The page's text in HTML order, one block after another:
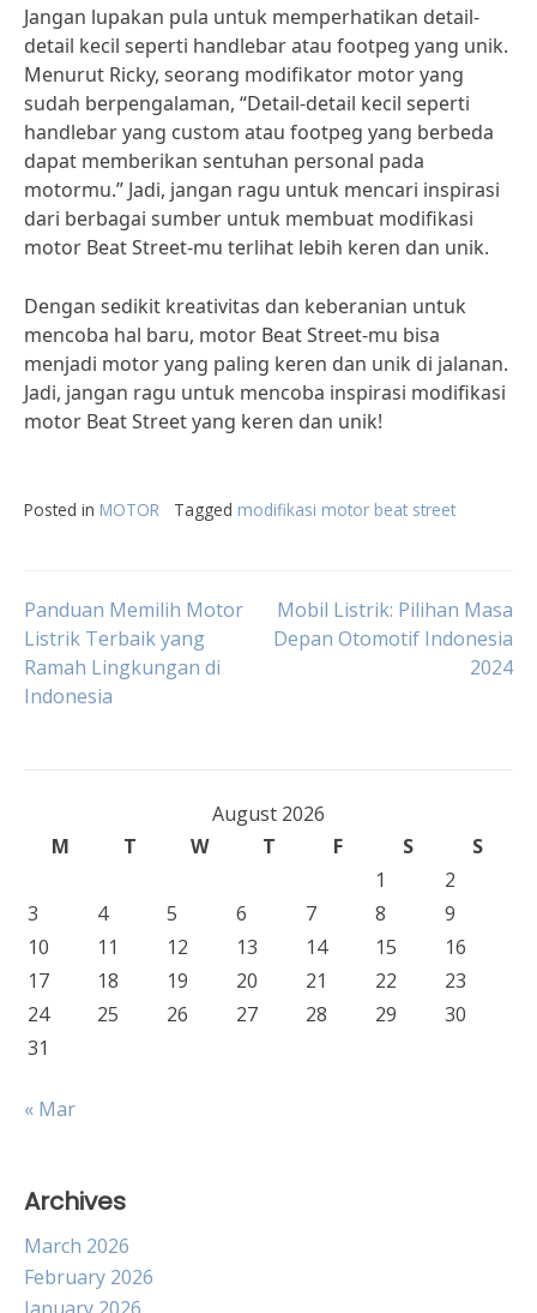
Jangan lupakan pula untuk memperhatikan detail-
detail kecil seperti handlebar atau footpeg yang unik.
Menurut Ricky, seorang modifikator motor yang
sudah berpengalaman, “Detail-detail kecil seperti
handlebar yang custom atau footpeg yang berbeda
dapat memberikan sentuhan personal pada
motormu.” Jadi, jangan ragu untuk mencari inspirasi
dari berbagai sumber untuk membuat modifikasi
motor Beat Street-mu terlihat lebih keren dan unik.
Dengan sedikit kreativitas dan keberanian untuk
mencoba hal baru, motor Beat Street-mu bisa
menjadi motor yang paling keren dan unik di jalanan.
Jadi, jangan ragu untuk mencoba inspirasi modifikasi
motor Beat Street yang keren dan unik!
Posted in MOTOR Tagged modifikasi motor beat street
Post
navigation
Panduan Memilih Motor
Listrik Terbaik yang
Ramah Lingkungan di
Indonesia
Mobil Listrik: Pilihan Masa
Depan Otomotif Indonesia
2024
August 2026
M
T W T F S
S
1
2
3
4 5 6 7 8
9
10
11 12 13 14 15
16
17
18 19 20 21 22
23
24
25 26 27 28 29
30
31
« Mar
Archives
March 2026
February 2026